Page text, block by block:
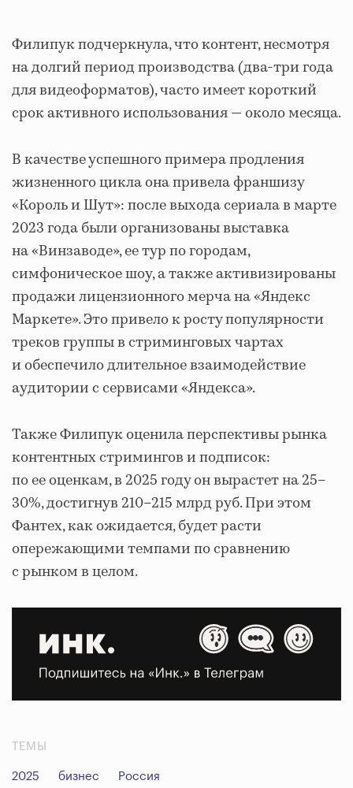
Филипук подчеркнула, что контент, несмотря
на долгий период производства (два-три года
для видеоформатов), часто имеет короткий
срок активного использования — около месяца.
В качестве успешного примера продления
жизненного цикла она привела франшизу
«Король и Шут»: после выхода сериала в марте
2023 года были организованы выставка
на «Винзаводе», ее тур по городам,
симфоническое шоу, а также активизированы
продажи лицензионного мерча на «Яндекс
Маркете». Это привело к росту популярности
треков группы в стриминговых чартах
и обеспечило длительное взаимодействие
аудитории с сервисами «Яндекса».
Также Филипук оценила перспективы рынка
контентных стримингов и подписок:
по ее оценкам, в 2025 году он вырастет на 25–
30%, достигнув 210–215 млрд руб. При этом
Фантех, как ожидается, будет расти
опережающими темпами по сравнению
с рынком в целом.
ТЕМЫ
2025 бизнес Россия